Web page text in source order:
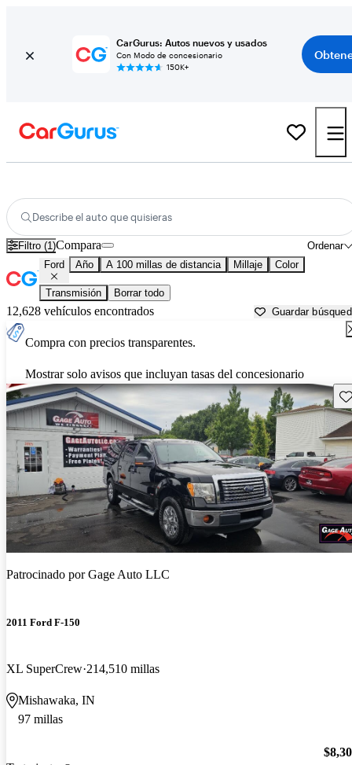
CarGurus: Autos nuevos y usados
Con Modo de concesionario
150K+
Describe el auto que quisieras
Filtro (1) Ordenar
Compara
Ford Año A 100 millas de distancia Millaje Color
Transmisión Borrar todo
12,628 vehículos encontrados Guardar
Compra con precios transparentes.
Mostrar solo avisos que incluyan tasas del concesionario
Patrocinado porGage Auto LLC
2011 Ford F-150
XL SuperCrew 214,510 millas
Mishawaka, IN
97 millas